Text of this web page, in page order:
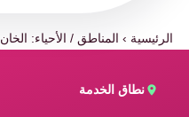
الرئيسية ›المناطق / الأحياء: الخان
نطاق الخدمة